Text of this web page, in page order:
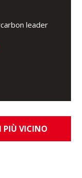
leader
PIÙ VICINO